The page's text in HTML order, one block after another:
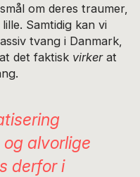
om deres traumer,
Samtidig kan vi
tvang i Danmark,
det faktisk virkerat
alvorlige
derfor i